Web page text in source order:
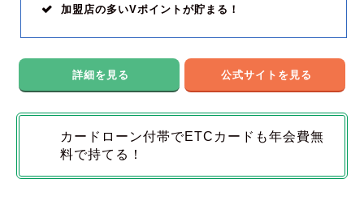
加盟店の多いVポイントが貯まる！
詳細を見る 公式サイトを見る
カードローン付帯でETCカードも年会費無
料で持てる！